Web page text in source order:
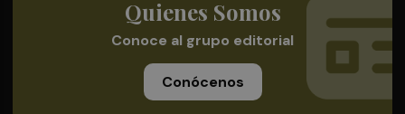
Quienes Somos
Conoce al grupo editorial
Conócenos